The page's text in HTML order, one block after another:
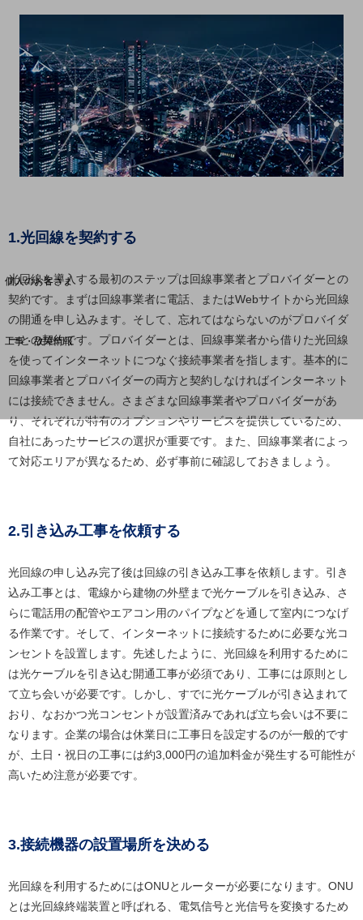
ご契約中サービスの一元管理
Web明細(ビリングステーション)
料金分析(ご利用料金管理サービス)
個人のお客さま
NTTドコモ
OCNなど
工事・故障情報
お客さまサポートサイト
SDPFナレッジセンター
NTTドコモ 通信障害情報
1.光回線を契約する
光回線を導入する最初のステップは回線事業者とプロバイダーとの
契約です。まずは回線事業者に電話、またはWebサイトから光回線
の開通を申し込みます。そして、忘れてはならないのがプロバイダ
ーとの契約です。プロバイダーとは、回線事業者から借りた光回線
を使ってインターネットにつなぐ接続事業者を指します。基本的に
回線事業者とプロバイダーの両方と契約しなければインターネット
には接続できません。さまざまな回線事業者やプロバイダーがあ
り、それぞれが特有のオプションやサービスを提供しているため、
自社にあったサービスの選択が重要です。また、回線事業者によっ
て対応エリアが異なるため、必ず事前に確認しておきましょう。
2.引き込み工事を依頼する
光回線の申し込み完了後は回線の引き込み工事を依頼します。引き
込み工事とは、電線から建物の外壁まで光ケーブルを引き込み、さ
らに電話用の配管やエアコン用のパイプなどを通して室内につなげ
る作業です。そして、インターネットに接続するために必要な光コ
ンセントを設置します。先述したように、光回線を利用するために
は光ケーブルを引き込む開通工事が必須であり、工事には原則とし
て立ち会いが必要です。しかし、すでに光ケーブルが引き込まれて
おり、なおかつ光コンセントが設置済みであれば立ち会いは不要に
なります。企業の場合は休業日に工事日を設定するのが一般的です
が、土日・祝日の工事には約3,000円の追加料金が発生する可能性が
高いため注意が必要です。
3.接続機器の設置場所を決める
光回線を利用するためにはONUとルーターが必要になります。ONU
とは光回線終端装置と呼ばれる、電気信号と光信号を変換するため